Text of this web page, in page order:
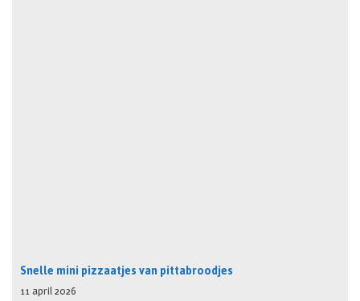
Snelle mini pizzaatjes van pittabroodjes
11 april 2026